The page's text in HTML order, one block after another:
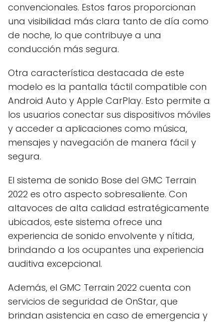
convencionales. Estos faros proporcionan
una visibilidad más clara tanto de día como
de noche, lo que contribuye a una
conducción más segura.
Otra característica destacada de este
modelo es la pantalla táctil compatible con
Android Auto y Apple CarPlay. Esto permite a
los usuarios conectar sus dispositivos móviles
y acceder a aplicaciones como música,
mensajes y navegación de manera fácil y
segura.
El sistema de sonido Bose del GMC Terrain
2022 es otro aspecto sobresaliente. Con
altavoces de alta calidad estratégicamente
ubicados, este sistema ofrece una
experiencia de sonido envolvente y nítida,
brindando a los ocupantes una experiencia
auditiva excepcional.
Además, el GMC Terrain 2022 cuenta con
servicios de seguridad de OnStar, que
brindan asistencia en caso de emergencia y